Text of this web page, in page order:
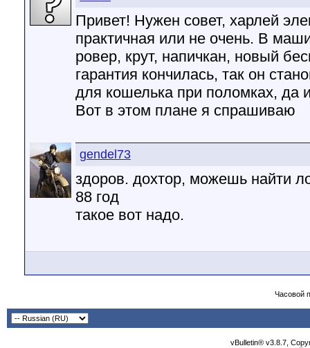
Привет! Нужен совет, харлей
практичная или не очень. В
ровер, крут, напичкан, новый
гарантия кончилась, так он
для кошелька при поломках, да
Вот в этом плане я спрашиваю
gendel73
здоров. дохтор, можешь найти
88 год
такое вот надо.
Часовой
vBulletin® v3.8.7,